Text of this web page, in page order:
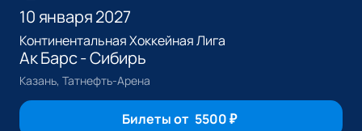
10 января 2027
Континентальная Хоккейная Лига
Ак Барс - Сибирь
Казань, Татнефть-Арена
Билеты от 5500₽